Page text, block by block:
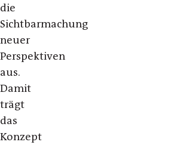
die
Sichtbarmachung
neuer
Perspektiven
aus.
Damit
trägt
das
Konzept